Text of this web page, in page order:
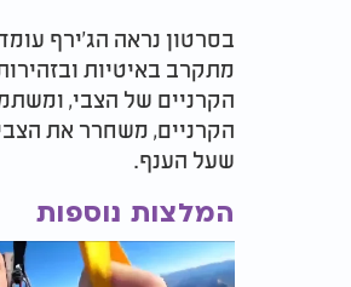
בסרטון נראה הג’ירף
מתקרב באיטיות
הקרניים של הצבי,
הקרניים, משחרר את
שעל הענף.​
המלצות נוספות